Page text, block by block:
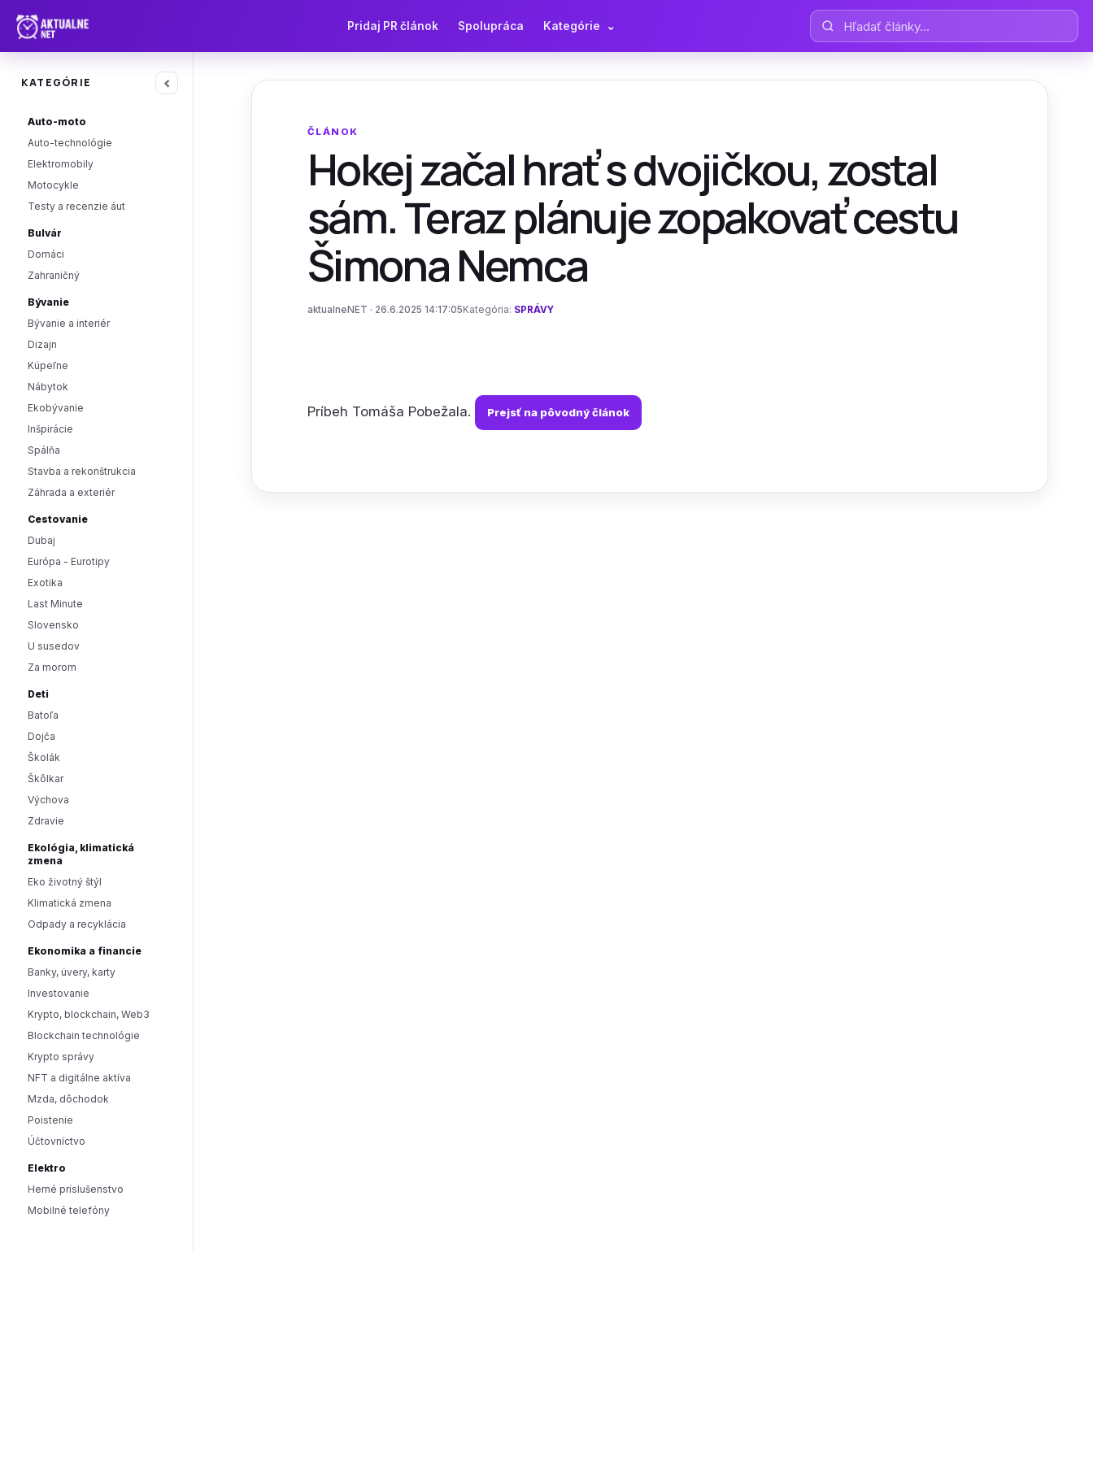
Pridaj PR článok Spolupráca Kategórie ⌄ Hľadať články
KATEGÓRIE ‹
Auto-moto
Auto-technológie
Elektromobily
Motocykle
Testy a recenzie áut
Bulvár
Domáci
Zahraničný
Bývanie
Bývanie a interiér
Dizajn
Kúpeľne
Nábytok
Ekobývanie
Inšpirácie
Spálňa
Stavba a rekonštrukcia
Záhrada a exteriér
Cestovanie
Dubaj
Európa - Eurotipy
Exotika
Last Minute
Slovensko
U susedov
Za morom
Deti
Batoľa
Dojča
Školák
Škôlkar
Výchova
Zdravie
Ekológia, klimatická
zmena
Eko životný štýl
Klimatická zmena
Odpady a recyklácia
Ekonomika a financie
Banky, úvery, karty
Investovanie
Krypto, blockchain, Web3
Blockchain technológie
Krypto správy
NFT a digitálne aktíva
Mzda, dôchodok
Poistenie
Účtovníctvo
Elektro
Herné príslušenstvo
Mobilné telefóny
ČLÁNOK
Hokej začal hrať s dvojičkou, zostal
sám. Teraz plánuje zopakovať cestu
Šimona Nemca
aktualneNET · 26.6.2025 14:17:05 Kategória: SPRÁVY
Príbeh Tomáša Pobežala. Prejsť na pôvodný článok